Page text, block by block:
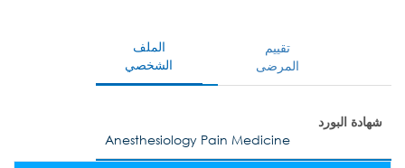
الملف
الشخصي
تقييم
المرضى
شهادة البورد
Anesthesiology Pain Medicine